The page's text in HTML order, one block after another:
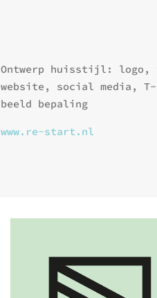
Ontwerp huisstijl:
website, social media,
beeld bepaling
www.re-start.nl